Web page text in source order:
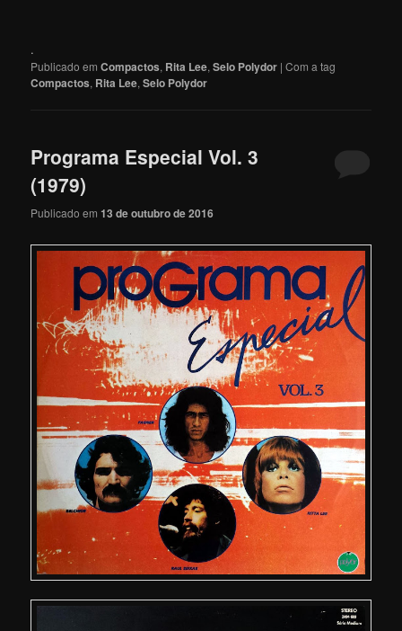
.
Publicado em Compactos, Rita Lee,Selo Polydor |Com a tag
Compactos, Rita Lee,Selo Polydor
Programa Especial Vol. 3
(1979)
Publicado em13 de outubro de 2016